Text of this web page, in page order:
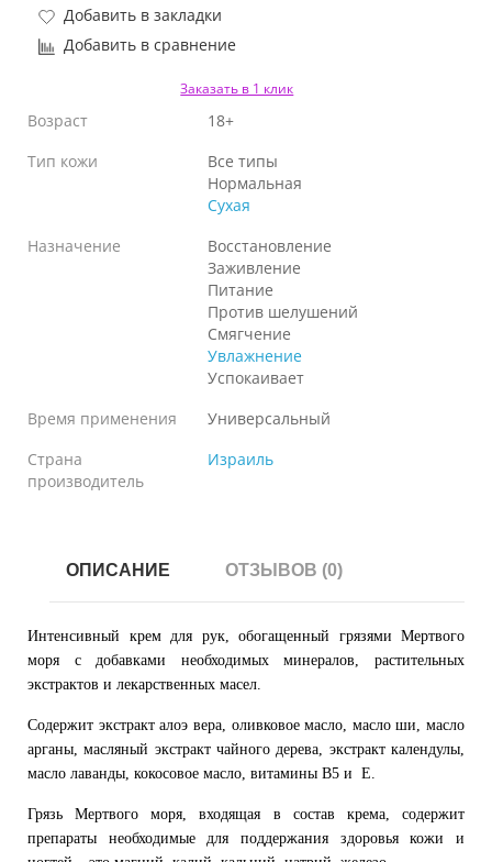
Добавить в закладки
Добавить в сравнение
Заказать в 1 клик
Возраст
18+
Тип кожи
Все типы
Нормальная
Сухая
Назначение
Восстановление
Заживление
Питание
Против шелушений
Смягчение
Увлажнение
Успокаивает
Время применения
Универсальный
Страна
производитель
Израиль
ОПИСАНИЕ ОТЗЫВОВ (0)
Интенсивный крем для рук, обогащенный грязями Мертвого
моря с добавками необходимых минералов, растительных
экстрактов и лекарственных масел.
Содержит экстракт алоэ вера, оливковое масло, масло ши, масло
арганы, масляный экстракт чайного дерева, экстракт календулы,
масло лаванды, кокосовое масло, витамины В5 и Е.
Грязь Мертвого моря, входящая в состав крема, содержит
препараты необходимые для поддержания здоровья кожи и